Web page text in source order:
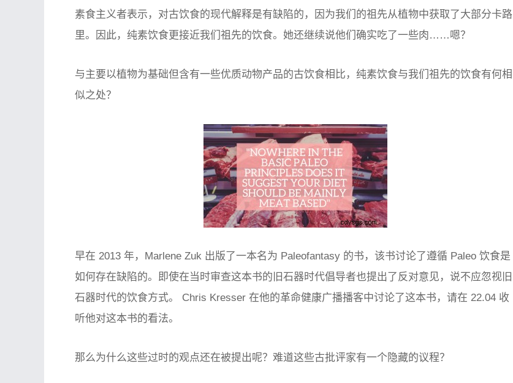
素食主义者表示，对古饮食的现代解释是有缺陷的，因为我们的祖先从植物中获取了大部分卡路
里。因此，纯素饮食更接近我们祖先的饮食。她还继续说他们确实吃了一些肉……嗯？
与主要以植物为基础但含有一些优质动物产品的古饮食相比，纯素饮食与我们祖先的饮食有何相
似之处？
早在 2013 年，Marlene Zuk 出版了一本名为 Paleofantasy 的书，该书讨论了遵循 Paleo 饮食是
如何存在缺陷的。即使在当时审查这本书的旧石器时代倡导者也提出了反对意见，说不应忽视旧
石器时代的饮食方式。 Chris Kresser 在他的革命健康广播播客中讨论了这本书，请在 22.04 收
听他对这本书的看法。
那么为什么这些过时的观点还在被提出呢？难道这些古批评家有一个隐藏的议程？